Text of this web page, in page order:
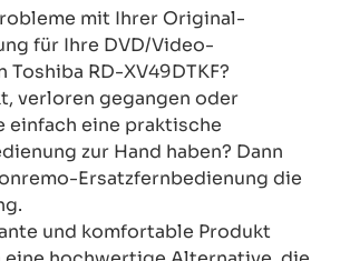
mit Ihrer Original-
für Ihre DVD/Video-
Toshiba RD-XV49DTKF?
verloren gegangen oder
einfach eine praktische
zur Hand haben? Dann
Ersatzfernbedienung die
und komfortable Produkt